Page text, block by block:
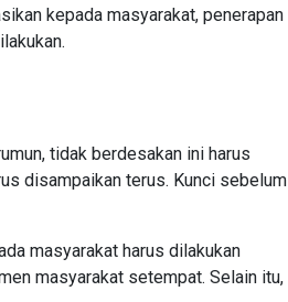
kepada masyarakat, penerapan
tidak berdesakan ini harus
disampaikan terus. Kunci sebelum
masyarakat harus dilakukan
masyarakat setempat. Selain itu,